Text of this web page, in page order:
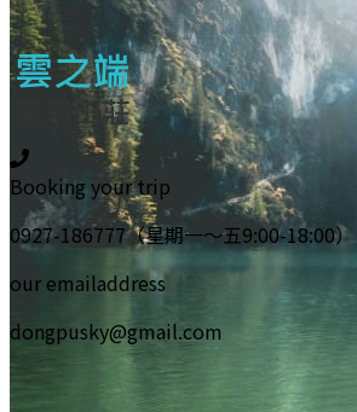
Booking your trip
0927-186777（星期一～五9:00-18:00）
our emailaddress
dongpusky@gmail.com